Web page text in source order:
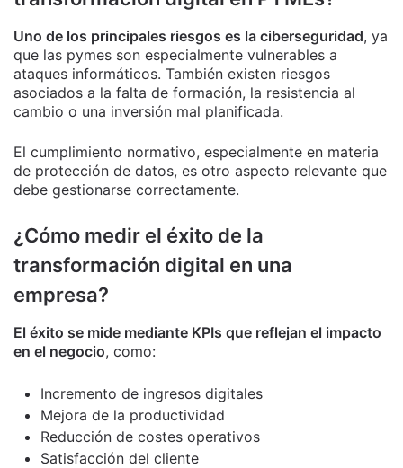
Uno de los principales riesgos es la ciberseguridad, ya
que las pymes son especialmente vulnerables a
ataques informáticos. También existen riesgos
asociados a la falta de formación, la resistencia al
cambio o una inversión mal planificada.
El cumplimiento normativo, especialmente en materia
de protección de datos, es otro aspecto relevante que
debe gestionarse correctamente.
¿Cómo medir el éxito de la
transformación digital en una
empresa?
El éxito se mide mediante KPIs que reflejan el impacto
en el negocio, como:
Incremento de ingresos digitales
Mejora de la productividad
Reducción de costes operativos
Satisfacción del cliente